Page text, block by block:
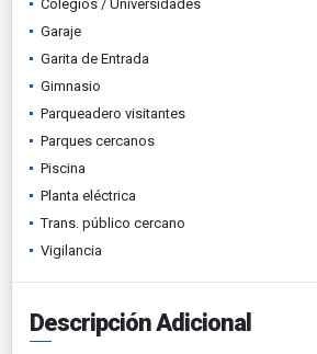
Colegios / Universidades
Garaje
Garita de Entrada
Gimnasio
Parqueadero visitantes
Parques cercanos
Piscina
Planta eléctrica
Trans. público cercano
Vigilancia
Descripción Adicional